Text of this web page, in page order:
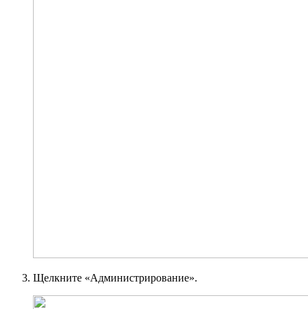
Щелкните «Администрирование».